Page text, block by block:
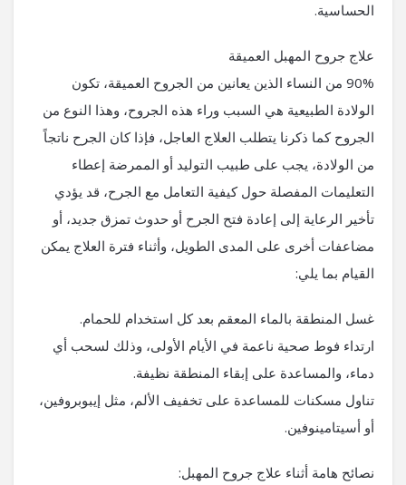
الحساسية.
علاج جروح المهبل العميقة
90% من النساء الذين يعانين من الجروح العميقة، تكون
الولادة الطبيعية هي السبب وراء هذه الجروح، وهذا النوع من
الجروح كما ذكرنا يتطلب العلاج العاجل، فإذا كان الجرح ناتجاً
من الولادة، يجب على طبيب التوليد أو الممرضة إعطاء
التعليمات المفصلة حول كيفية التعامل مع الجرح، قد يؤدي
تأخير الرعاية إلى إعادة فتح الجرح أو حدوث تمزق جديد، أو
مضاعفات أخرى على المدى الطويل، وأثناء فترة العلاج يمكن
القيام بما يلي:
غسل المنطقة بالماء المعقم بعد كل استخدام للحمام.
ارتداء فوط صحية ناعمة في الأيام الأولى، وذلك لسحب أي
دماء، والمساعدة على إبقاء المنطقة نظيفة.
تناول مسكنات للمساعدة على تخفيف الألم، مثل إيبوبروفين،
أو أسيتامينوفين.
نصائح هامة أثناء علاج جروح المهبل: